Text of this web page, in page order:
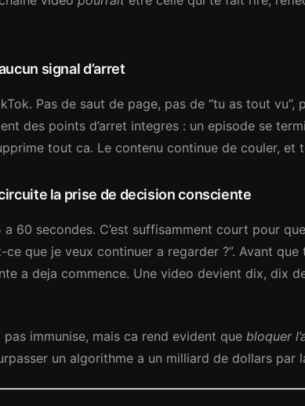
signal d’arret
Pas de saut de page, pas de “tu as tout vu”,
des points d’arret integres : un episode se
tout ca. Le contenu continue de couler, et
la prise de decision consciente
a 60 secondes. C’est suffisamment court pour
que je veux continuer a regarder ?”. Avant
a deja commence. Une video devient dix, dix
immunise, mais ca rend evident que bloquer
un algorithme a un milliard de dollars par